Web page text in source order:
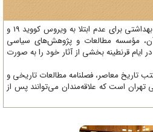
با توجه به نیاز به تداوم مراقبت‌های بهداشتی برای عدم ابتلا به ویروس کووید 19 و
و پژوهش‌های سیاسی
از آثار خود را به صورت
مطالعات تاریخی و
می‌توانند پس از